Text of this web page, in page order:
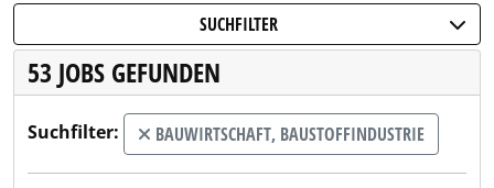
SUCHFILTER
53 JOBS GEFUNDEN
Suchfilter: BAUWIRTSCHAFT, BAUSTOFFINDUSTRIE